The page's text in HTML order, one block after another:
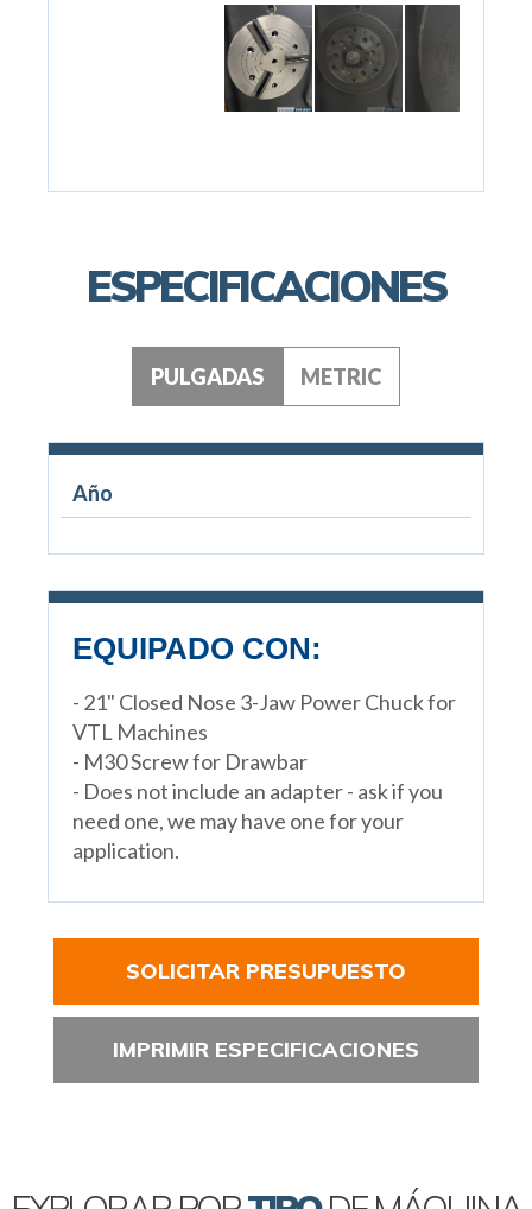
ESPECIFICACIONES
PULGADAS METRIC
Año
EQUIPADO CON:
- 21" Closed Nose 3-Jaw Power Chuck for
VTL Machines
- M30 Screw for Drawbar
- Does not include an adapter - ask if you
need one, we may have one for your
application.
SOLICITAR PRESUPUESTO
IMPRIMIR ESPECIFICACIONES